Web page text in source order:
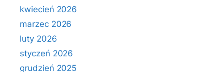
kwiecień 2026
marzec 2026
luty 2026
styczeń 2026
grudzień 2025